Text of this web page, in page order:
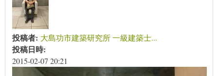
投稿者: 大島功市建築研究所 一級建築士...
投稿日時:
2015-02-07 20:21